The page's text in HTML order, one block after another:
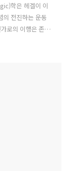
학은 헤겔이 이
의 전진하는 운동
로의 이행은 존재
에서의 반성(다